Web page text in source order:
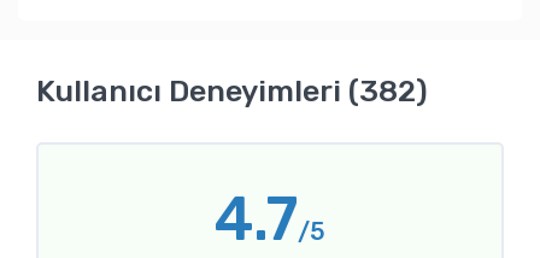
Kullanıcı Deneyimleri (382)
4.7/5